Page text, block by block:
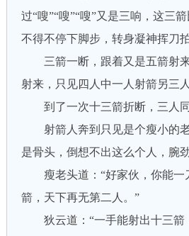
过“嗖”“嗖”“嗖”又是三响，这三
不得不停下脚步，转身凝神挥刀拍
三箭一断，跟着又是五箭射来
射来，只见四人中一人射箭另三
到了一次十三箭折断，三人同
射箭人奔到只见是个瘦小的老
是骨头，倒想不出这么个人，腕
瘦老头道：“好家伙，你能一
箭，天下再无第二人。”
狄云道：“一手能射出十三箭